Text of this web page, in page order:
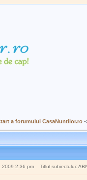
a forumului CasaNuntilor.ro
2009 2:36 pm Titlul subiectului: